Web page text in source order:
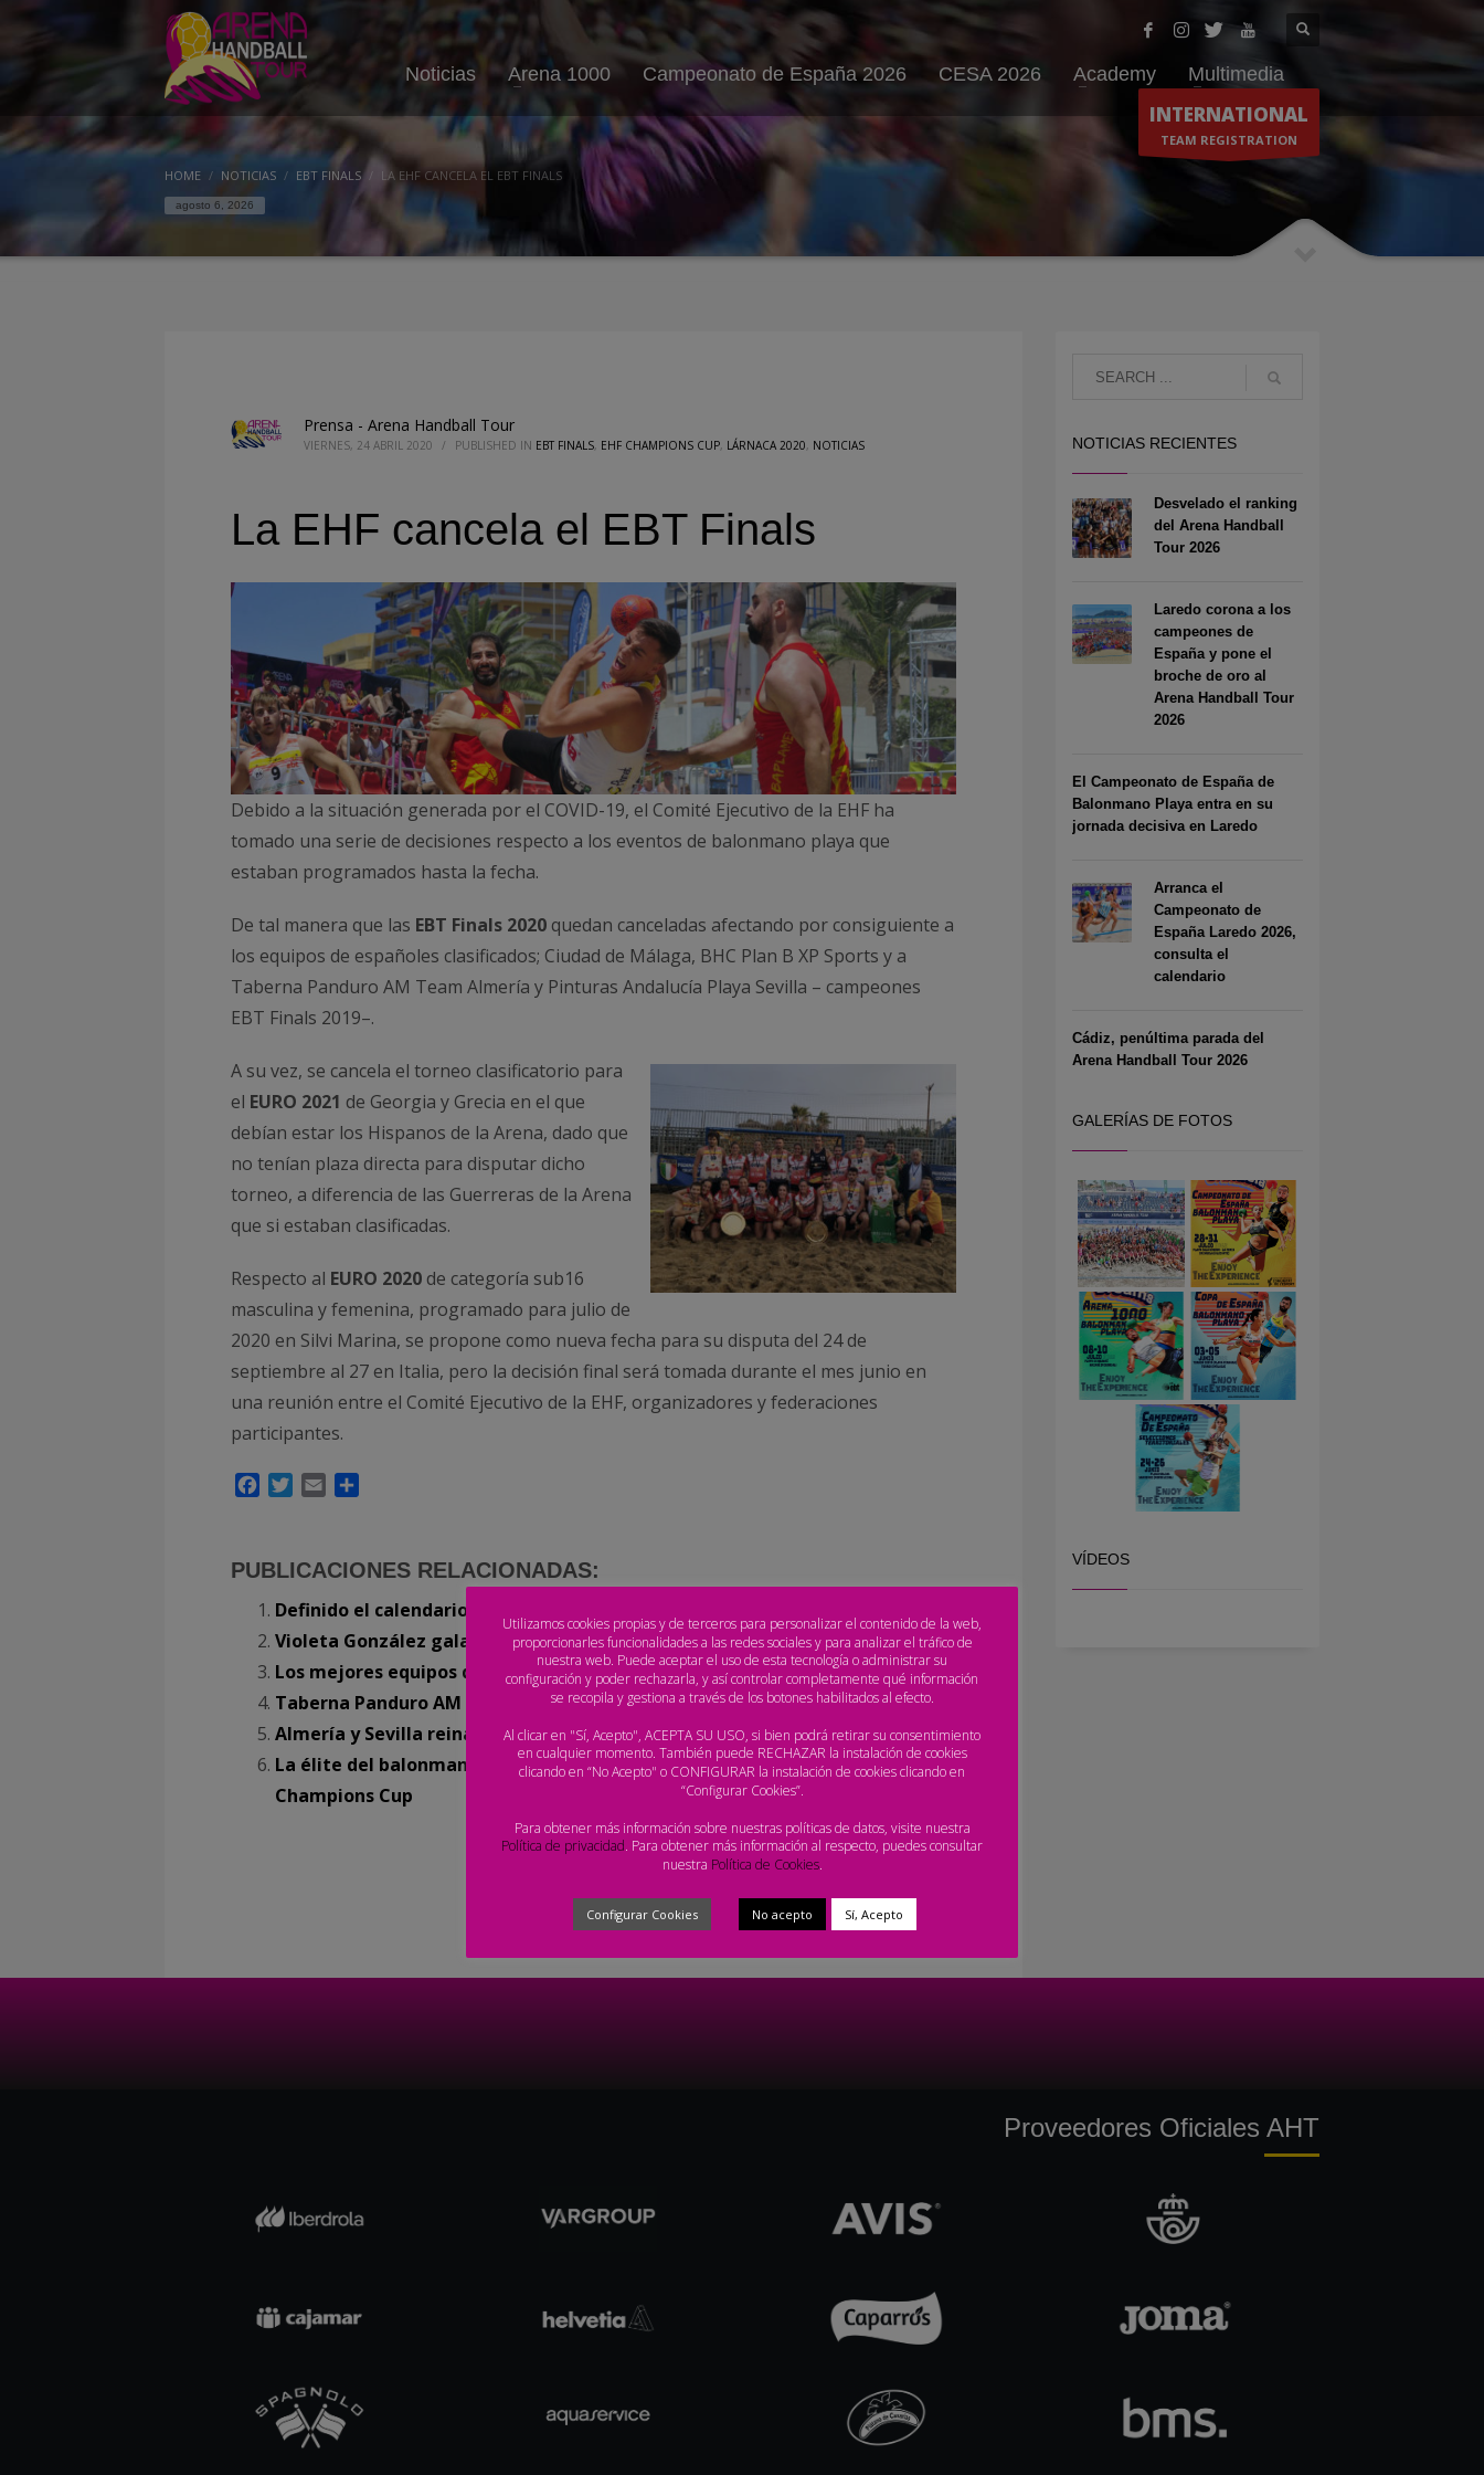
Noticias Arena 1000 Campeonato de España 2026 CESA 2026 Academy Multimedia
INTERNATIONAL
TEAM REGISTRATION
HOME NOTICIAS EBT FINALS LA EHF CANCELA EL EBT FINALS
agosto 6, 2026
Prensa - Arena Handball Tour
VIERNES, 24 ABRIL 2020 / PUBLISHED IN EBT FINALS, EHF CHAMPIONS CUP, LÁRNACA 2020, NOTICIAS
La EHF cancela el EBT Finals
Debido a la situación generada por el COVID-19, el Comité Ejecutivo de la EHF ha
tomado una serie de decisiones respecto a los eventos de balonmano playa que
estaban programados hasta la fecha.
De tal manera que las EBT Finals 2020 quedan canceladas afectando por consiguiente a
los equipos de españoles clasificados; Ciudad de Málaga, BHC Plan B XP Sports y a
Taberna Panduro AM Team Almería y Pinturas Andalucía Playa Sevilla – campeones
EBT Finals 2019–.
A su vez, se cancela el torneo clasificatorio para
el EURO 2021 de Georgia y Grecia en el que
debían estar los Hispanos de la Arena, dado que
no tenían plaza directa para disputar dicho
torneo, a diferencia de las Guerreras de la Arena
que si estaban clasificadas.
Respecto al EURO 2020 de categoría sub16
masculina y femenina, programado para julio de
2020 en Silvi Marina, se propone como nueva fecha para su disputa del 24 de
septiembre al 27 en Italia, pero la decisión final será tomada durante el mes junio en
una reunión entre el Comité Ejecutivo de la EHF, organizadores y federaciones
participantes.
FacebookTwitter
Email
PUBLICACIONES RELACIONADAS:
Definido el calendario continental de balonmano playa de 2020
Violeta González galardonada por la UFDRM
Los mejores equipos de balonmano playa de Europa se dan cita en Catania
Taberna Panduro AM Team y Pinturas Andalucía Sevilla en cuartos de final
Almería y Sevilla reinan en Europa
La élite del balonmano playa europeo preparada para su cita en la VI
Champions Cup
NOTICIAS RECIENTES
Desvelado el ranking
del Arena Handball
Tour 2026
Laredo corona a los
campeones de
España y pone el
broche de oro al
Arena Handball Tour
2026
El Campeonato de España de
Balonmano Playa entra en su
jornada decisiva en Laredo
Arranca el
Campeonato de
España Laredo 2026,
consulta el
calendario
Cádiz, penúltima parada del
Arena Handball Tour 2026
GALERÍAS DE FOTOS
VÍDEOS
Proveedores Oficiales AHT
Utilizamos cookies propias y de terceros para personalizar el contenido de la web,
proporcionarles funcionalidades a las redes sociales y para analizar el tráfico de
nuestra web. Puede aceptar el uso de esta tecnología o administrar su
configuración y poder rechazarla, y así controlar completamente qué información
se recopila y gestiona a través de los botones habilitados al efecto.
Al clicar en "Sí, Acepto", ACEPTA SU USO, si bien podrá retirar su consentimiento
en cualquier momento. También puede RECHAZAR la instalación de cookies
clicando en “No Acepto" o CONFIGURAR la instalación de cookies clicando en
“Configurar Cookies”.
Para obtener más información sobre nuestras políticas de datos, visite nuestra
Política de privacidad. Para obtener más información al respecto, puedes consultar
nuestra Política de Cookies.
Configurar Cookies No acepto Sí, Acepto